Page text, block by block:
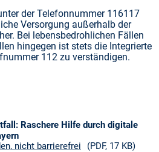
der Telefonnummer 116117
Versorgung außerhalb der
Bei lebensbedrohlichen Fällen
hingegen ist stets die Integrierte
112 zu verständigen.
Raschere Hilfe durch digitale
nicht barrierefrei
(PDF, 17 KB)